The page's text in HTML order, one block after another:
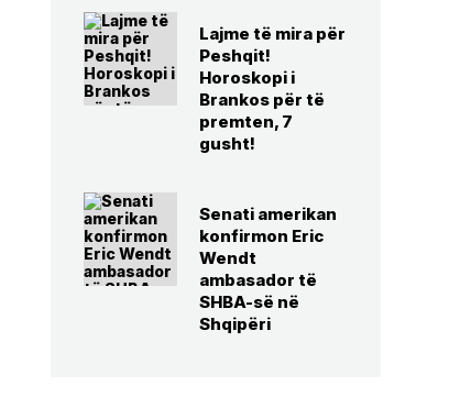
Lajme të mira për
Peshqit!
Horoskopi i
Brankos për të
premten, 7
gusht!
Senati amerikan
konfirmon Eric
Wendt
ambasador të
SHBA-së në
Shqipëri